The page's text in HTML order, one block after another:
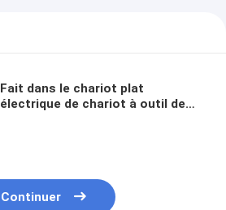
Fait dans le chariot plat
électrique de chariot à outil de
Continuer